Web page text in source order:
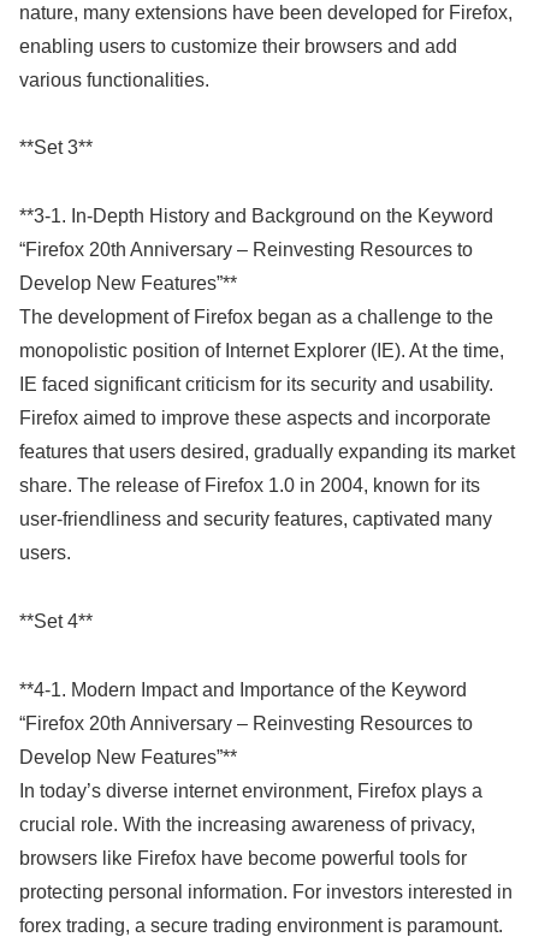
nature, many extensions have been developed for Firefox,
enabling users to customize their browsers and add
various functionalities.
**Set 3**
**3-1. In-Depth History and Background on the Keyword
“Firefox 20th Anniversary – Reinvesting Resources to
Develop New Features”**
The development of Firefox began as a challenge to the
monopolistic position of Internet Explorer (IE). At the time,
IE faced significant criticism for its security and usability.
Firefox aimed to improve these aspects and incorporate
features that users desired, gradually expanding its market
share. The release of Firefox 1.0 in 2004, known for its
user-friendliness and security features, captivated many
users.
**Set 4**
**4-1. Modern Impact and Importance of the Keyword
“Firefox 20th Anniversary – Reinvesting Resources to
Develop New Features”**
In today’s diverse internet environment, Firefox plays a
crucial role. With the increasing awareness of privacy,
browsers like Firefox have become powerful tools for
protecting personal information. For investors interested in
forex trading, a secure trading environment is paramount.